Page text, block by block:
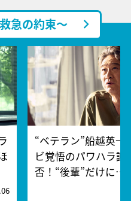
急の約束～
“ベテラン”船越英一
ビ覚悟のパワハラ謝
否！“後輩”だけに…